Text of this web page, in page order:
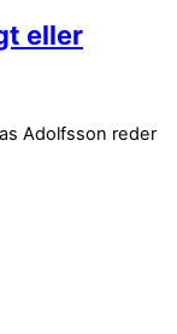
eller
Adolfsson reder